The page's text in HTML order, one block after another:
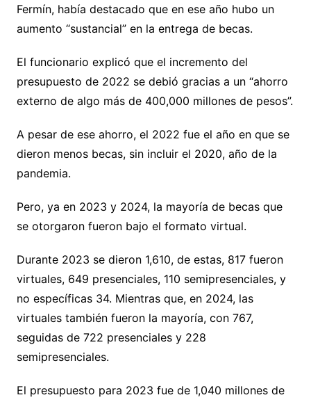
Fermín, había destacado que en ese año hubo un
aumento “sustancial” en la entrega de becas.
El funcionario explicó que el incremento del
presupuesto de 2022 se debió gracias a un “ahorro
externo de algo más de 400,000 millones de pesos”.
A pesar de ese ahorro, el 2022 fue el año en que se
dieron menos becas, sin incluir el 2020, año de la
pandemia.
Pero, ya en 2023 y 2024, la mayoría de becas que
se otorgaron fueron bajo el formato virtual.
Durante 2023 se dieron 1,610, de estas, 817 fueron
virtuales, 649 presenciales, 110 semipresenciales, y
no específicas 34. Mientras que, en 2024, las
virtuales también fueron la mayoría, con 767,
seguidas de 722 presenciales y 228
semipresenciales.
El presupuesto para 2023 fue de 1,040 millones de